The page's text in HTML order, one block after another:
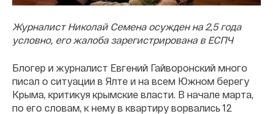
Журналист Николай Семена осужден на 2,5 года
условно, его жалоба зарегистрирована в ЕСПЧ
Блогер и журналист Евгений Гайворонский много
писал о ситуации в Ялте и на всем Южном берегу
Крыма, критикуя крымские власти. В начале марта,
по его словам, к нему в квартиру ворвались 12